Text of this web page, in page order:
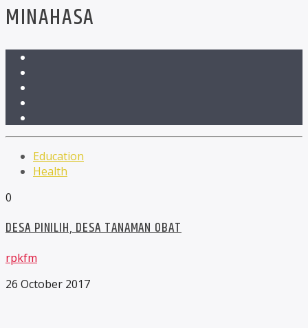
MINAHASA
Education
Health
0
DESA PINILIH, DESA TANAMAN OBAT
rpkfm
26 October 2017